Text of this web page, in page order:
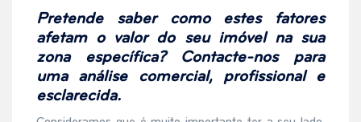
Pretende saber como estes fatores
afetam o valor do seu imóvel na sua
zona específica? Contacte-nos para
uma análise comercial, profissional e
esclarecida.